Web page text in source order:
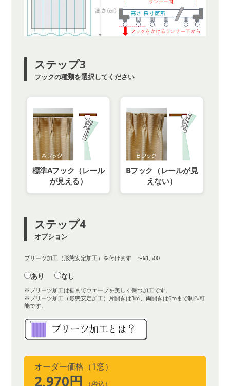
ステップ3
フックの種類を選択してください
標準Aフック（レール
が見える）
Bフック（レールが見
えない）
ステップ4
オプション
プリーツ加工（形態安定加工）を付けます 〜¥1,500
あり なし
※プリーツ加工は裾までウエーブを美しく保つ加工です。
※プリーツ加工（形態安定加工）片開きは3ｍ、両開きは6mまで制作可
能です。
オーダー価格（1窓）
2,970円 （税込）